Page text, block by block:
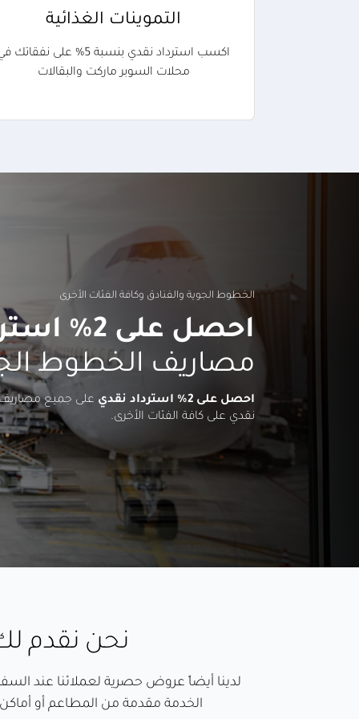
التموينات الغذائية
اكسب استرداد نقدي بنسبة 5% على نفقاتك
محلات السوبر ماركت والبقالات
الخطوط الجوية والفنادق وكافة الفئات الأخرى
احصل على 2% استرداد نقدي
مصاريف الخطوط
احصل على 2% استرداد نقدي
على جميع
نقدي على كافة الفئات الأخرى.
نحن نقدم
لدينا أيضاً عروض حصرية لعملائنا عند السفر
الخدمة مقدمة من المطاعم أو أماكن